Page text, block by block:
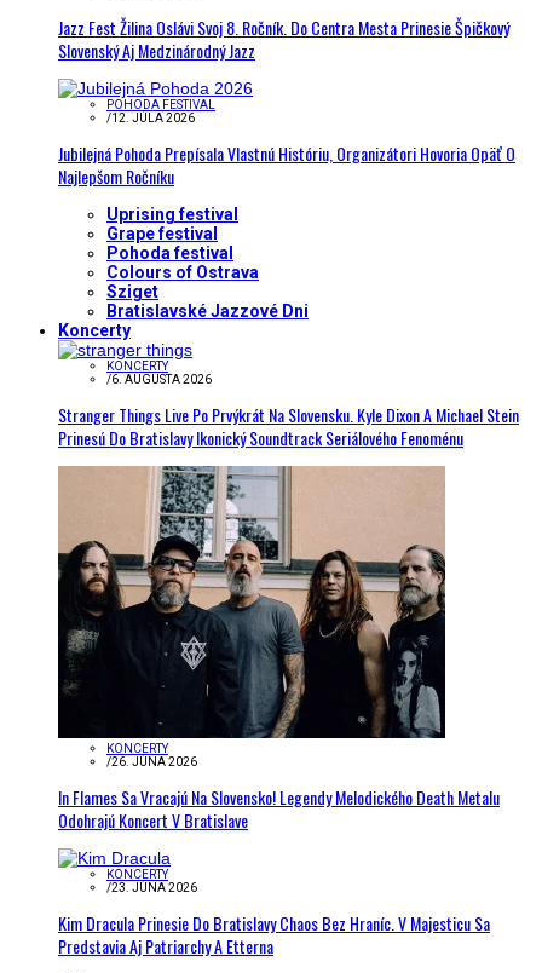
Jazz Fest Žilina Oslávi Svoj 8. Ročník. Do Centra Mesta Prinesie Špičkový
Slovenský Aj Medzinárodný Jazz
POHODA FESTIVAL
/12. JÚLA 2026
Jubilejná Pohoda Prepísala Vlastnú Históriu, Organizátori Hovoria Opäť O
Najlepšom Ročníku
Uprising festival
Grape festival
Pohoda festival
Colours of Ostrava
Sziget
Bratislavské Jazzové Dni
Koncerty
KONCERTY
/6. AUGUSTA 2026
Stranger Things Live Po Prvýkrát Na Slovensku. Kyle Dixon A Michael Stein
Prinesú Do Bratislavy Ikonický Soundtrack Seriálového Fenoménu
KONCERTY
/26. JÚNA 2026
In Flames Sa Vracajú Na Slovensko! Legendy Melodického Death Metalu
Odohrajú Koncert V Bratislave
KONCERTY
/23. JÚNA 2026
Kim Dracula Prinesie Do Bratislavy Chaos Bez Hraníc. V Majesticu Sa
Predstavia Aj Patriarchy A Etterna